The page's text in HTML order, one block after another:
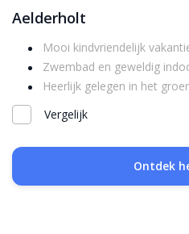
Aelderholt
Mooi kindvriendelijk
Zwembad en geweldig
Heerlijk gelegen in het
Vergelijk
Ontdek